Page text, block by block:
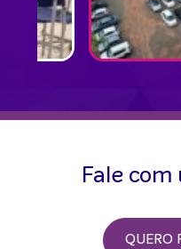
Fale com
QUERO